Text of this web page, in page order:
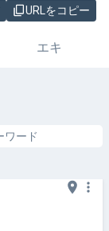
URLをコピー
エキ